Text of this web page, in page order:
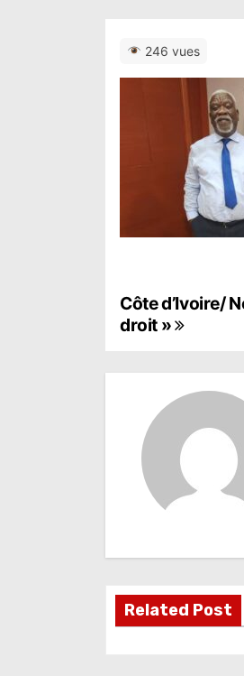
246 vues
N
a
v
i
n
Côte d’Ivoire/
droit »
Related Post